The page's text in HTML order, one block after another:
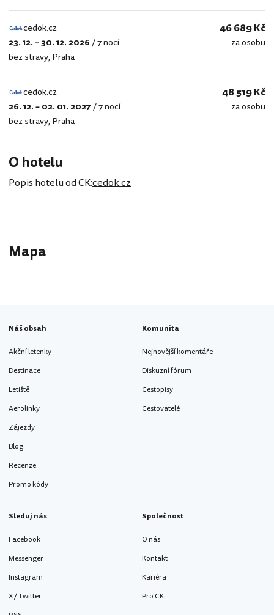
cedok.cz
cedok.cz
23. 12. – 30. 12. 2026/7 nocí
bez stravy, Praha
46 689 Kč
za osobu
cedok.cz
cedok.cz
26. 12. – 02. 01. 2027/7 nocí
bez stravy, Praha
48 519 Kč
za osobu
O hotelu
Popis hotelu od CK:cedok.cz
Mapa
Náš obsah
Akční letenky
Destinace
Letiště
Aerolinky
Zájezdy
Blog
Recenze
Promo kódy
Komunita
Nejnovější komentáře
Diskuzní fórum
Cestopisy
Cestovatelé
Sleduj nás
Facebook
Messenger
Instagram
X / Twitter
Společnost
O nás
Kontakt
Kariéra
Pro CK